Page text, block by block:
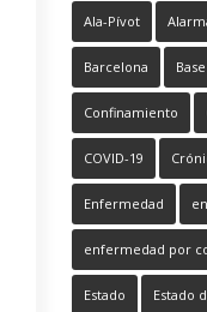
Ala-Pívot
Barcelona Base
Confinamiento
COVID-19
Enfermedad
enfermedad por
Estado Estado